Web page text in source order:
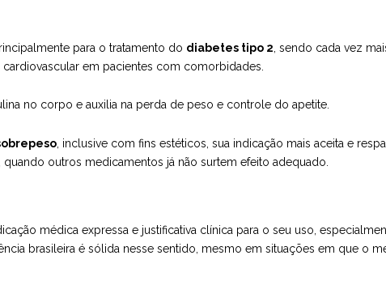
para o tratamento do diabetes tipo 2 , sendo cada vez
em pacientes com comorbidades.
no corpo e auxilia na perda de peso e controle do apetite.
, inclusive com fins estéticos, sua indicação mais aceita e
, quando outros medicamentos já não surtem efeito adequado.
médica expressa e justificativa clínica para o seu uso,
brasileira é sólida nesse sentido, mesmo em situações em que o